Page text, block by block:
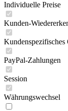
Individuelle Preise
Kunden-
Kundenspezifisches
PayPal-Zahlungen
Session
Währungswechsel